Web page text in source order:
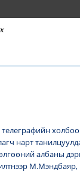
нарт
албаны